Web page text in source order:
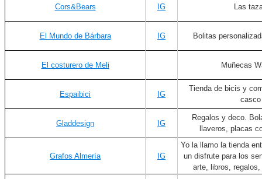
Cors&Bears IG Las
El Mundo de Bárbara IG Bolitas
El costurero de Meli Muñecas
Espaibici IG
Tienda de bicis y
casco
Gladdesign IG
Regalos y deco.
llaveros, placas
Grafos Almería IG
Yo la llamo la tienda
un disfrute para los
arte, libros,